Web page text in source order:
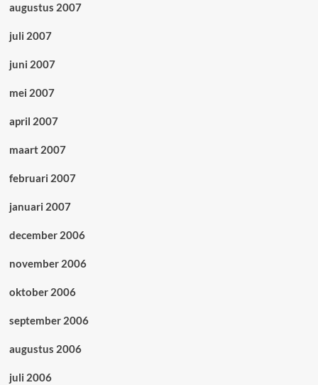
augustus 2007
juli 2007
juni 2007
mei 2007
april 2007
maart 2007
februari 2007
januari 2007
december 2006
november 2006
oktober 2006
september 2006
augustus 2006
juli 2006